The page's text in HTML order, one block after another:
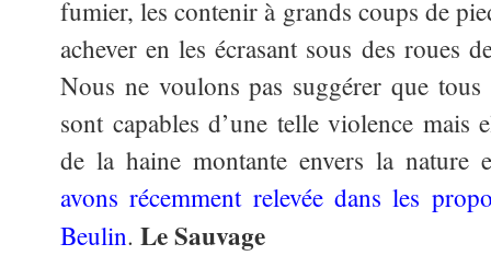
fumier, les contenir à grands coups de
achever en les écrasant sous des roues
Nous ne voulons pas suggérer que
sont capables d’une telle violence mais
de la haine montante envers la nature
avons récemment relevée dans les
Beulin. Le Sauvage